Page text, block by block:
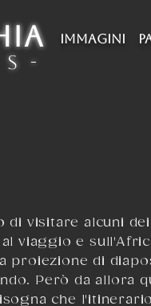
-
IMMAGINI
di visitare alcuni
viaggio e
proiezione di
Però da allora
che